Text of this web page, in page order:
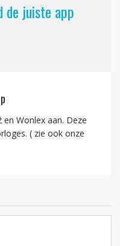
de juiste app
en Wonlex aan. Deze
( zie ook onze